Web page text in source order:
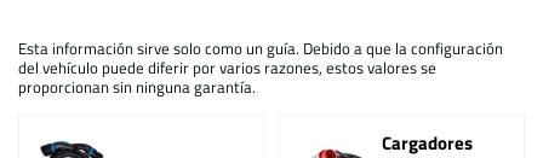
Esta información sirve solo como un guía. Debido a que la configuración
del vehículo puede diferir por varios razones, estos valores se
proporcionan sin ninguna garantía.
Cargadores